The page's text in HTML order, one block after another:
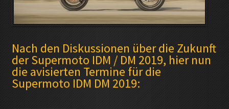
Nach den Diskussionen über die Zukunft
der Supermoto IDM / DM 2019, hier nun
die avisierten Termine für die
Supermoto IDM DM 2019: